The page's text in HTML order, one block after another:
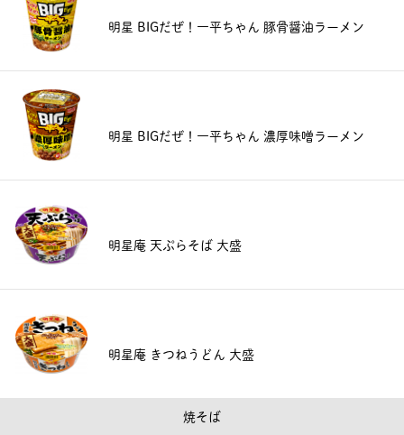
明星 BIGだぜ！一平ちゃん 豚骨醤油ラーメン
明星 BIGだぜ！一平ちゃん 濃厚味噌ラーメン
明星庵 天ぷらそば 大盛
明星庵 きつねうどん 大盛
焼そば